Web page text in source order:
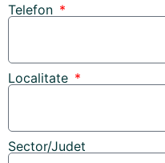
Telefon
Localitate
Sector/Judet